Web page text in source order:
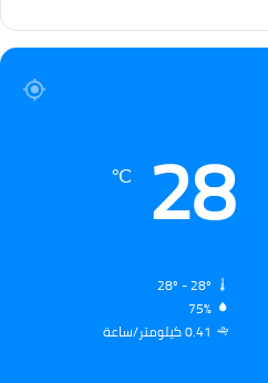
28
℃
75%
0.41 كيلومتر/ساعة